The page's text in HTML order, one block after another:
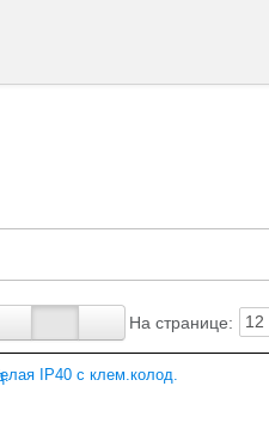
На странице:
IP40 с клем.колод.